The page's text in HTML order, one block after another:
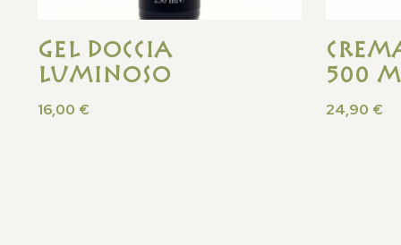
Gel Doccia
Luminoso
16,00 €
500
24,90 €